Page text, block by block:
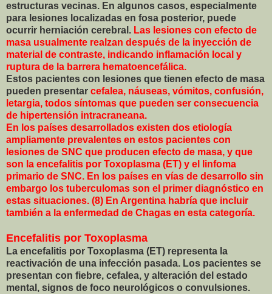
estructuras vecinas. En algunos casos, especialmente
para lesiones localizadas en fosa posterior, puede
ocurrir herniación cerebral. Las lesiones con efecto de
masa usualmente realzan después de la inyección de
material de contraste, indicando inflamación local y
ruptura de la barrera hematoencefálica.
Estos pacientes con lesiones que tienen efecto de masa
pueden presentar cefalea, náuseas, vómitos, confusión,
letargia, todos síntomas que pueden ser consecuencia
de hipertensión intracraneana.
En los países desarrollados existen dos etiología
ampliamente prevalentes en estos pacientes con
lesiones de SNC que producen efecto de masa, y que
son la encefalitis por Toxoplasma (ET) y el linfoma
primario de SNC. En los países en vías de desarrollo sin
embargo los tuberculomas son el primer diagnóstico en
estas situaciones. (8) En Argentina habría que incluir
también a la enfermedad de Chagas en esta categoría.
Encefalitis por Toxoplasma
La encefalitis por Toxoplasma (ET) representa la
reactivación de una infección pasada. Los pacientes se
presentan con fiebre, cefalea, y alteración del estado
mental, signos de foco neurológicos o convulsiones.